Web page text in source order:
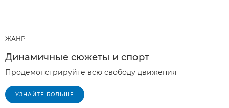
ЖАНР
Динамичные сюжеты и спорт
Продемонстрируйте всю свободу движения
УЗНАЙТЕ БОЛЬШЕ